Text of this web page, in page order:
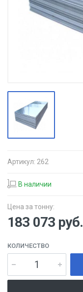
Артикул: 262
В наличии
Цена за тонну:
183 073 руб.
КОЛИЧЕСТВО